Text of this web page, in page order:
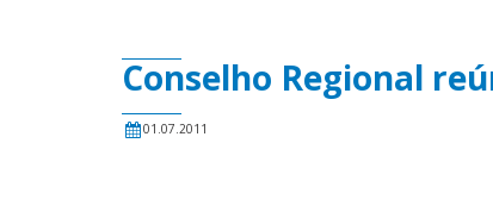
Conselho Regional
01.07.2011